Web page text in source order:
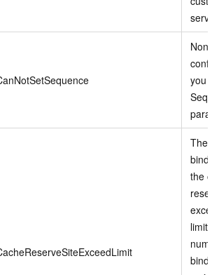
Non-
you
The
the
limit.